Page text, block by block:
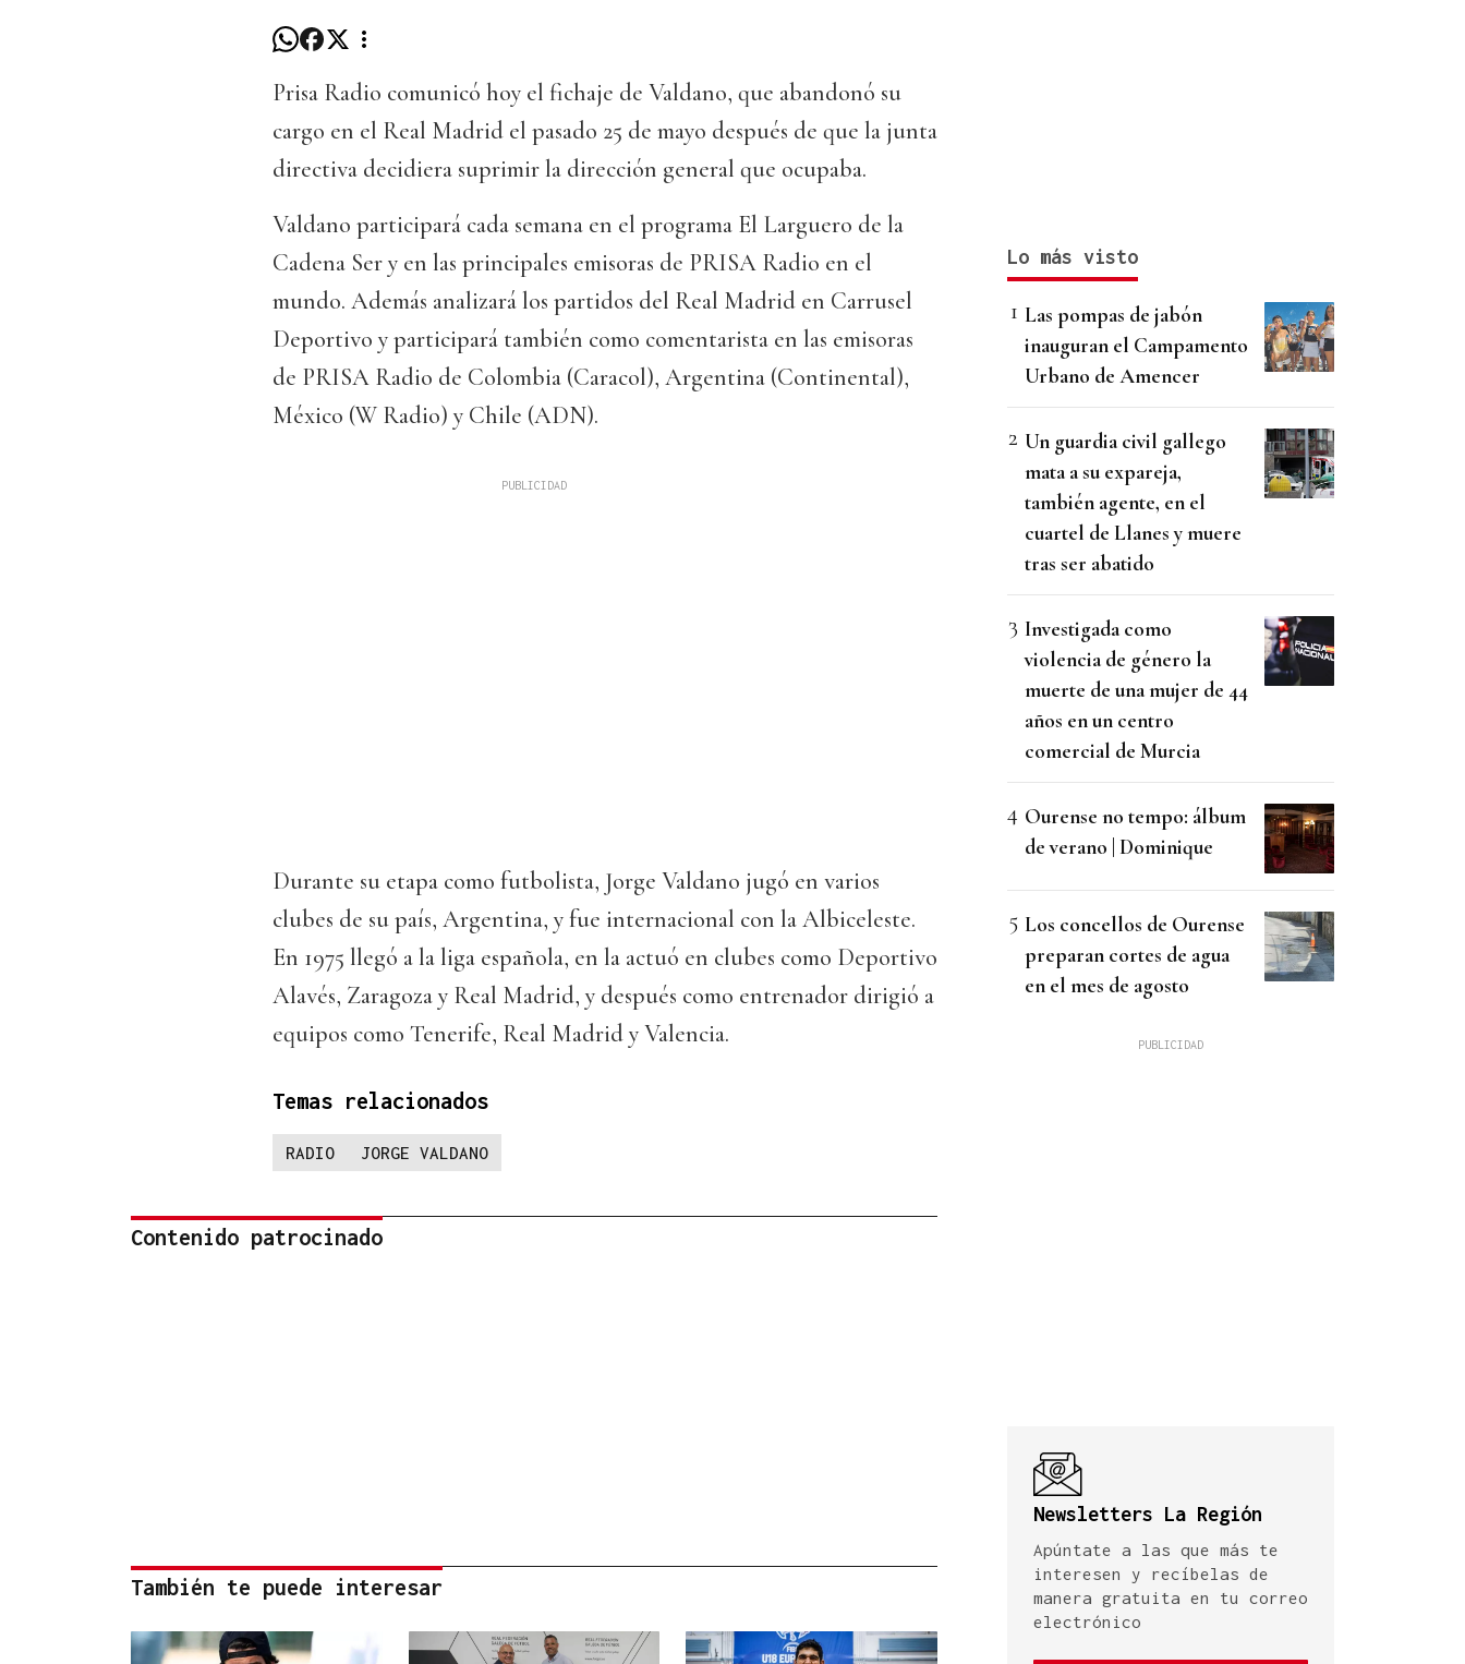
Prisa Radio comunicó hoy el fichaje de Valdano, que abandonó su
cargo en el Real Madrid el pasado 25 de mayo después de que la junta
directiva decidiera suprimir la dirección general que ocupaba.
Valdano participará cada semana en el programa El Larguero de la
Cadena Ser y en las principales emisoras de PRISA Radio en el
mundo. Además analizará los partidos del Real Madrid en Carrusel
Deportivo y participará también como comentarista en las emisoras
de PRISA Radio de Colombia (Caracol), Argentina (Continental),
México (W Radio) y Chile (ADN).
Durante su etapa como futbolista, Jorge Valdano jugó en varios
clubes de su país, Argentina, y fue internacional con la Albiceleste.
En 1975 llegó a la liga española, en la actuó en clubes como Deportivo
Alavés, Zaragoza y Real Madrid, y después como entrenador dirigió a
equipos como Tenerife, Real Madrid y Valencia.
Temas relacionados
RADIO JORGE VALDANO
Contenido patrocinado
También te puede interesar
Lo más visto
Las pompas de jabón
inauguran el Campamento
Urbano de Amencer
Un guardia civil gallego
mata a su expareja,
también agente, en el
cuartel de Llanes y muere
tras ser abatido
Investigada como
violencia de género la
muerte de una mujer de 44
años en un centro
comercial de Murcia
Ourense no tempo: álbum
de verano | Dominique
Los concellos de Ourense
preparan cortes de agua
en el mes de agosto
Newsletters La Región
Apúntate a las que más te
interesen y recíbelas de
manera gratuita en tu correo
electrónico